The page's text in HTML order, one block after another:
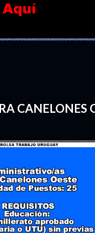
CANELONES